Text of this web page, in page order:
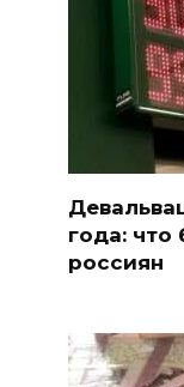
года: что
россиян